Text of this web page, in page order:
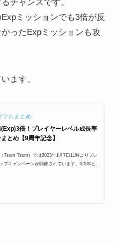
チャンスです。
ミッションでも3倍が反
ったExpミッションも攻
ます。
ツムまとめ
(Exp)3倍！プレイヤーレベル成長率
とめ【9周年記念】
Tsum Tsum）では2023年1月7日11時よりプレ
プキャンペーンが開催されています。9周年とい